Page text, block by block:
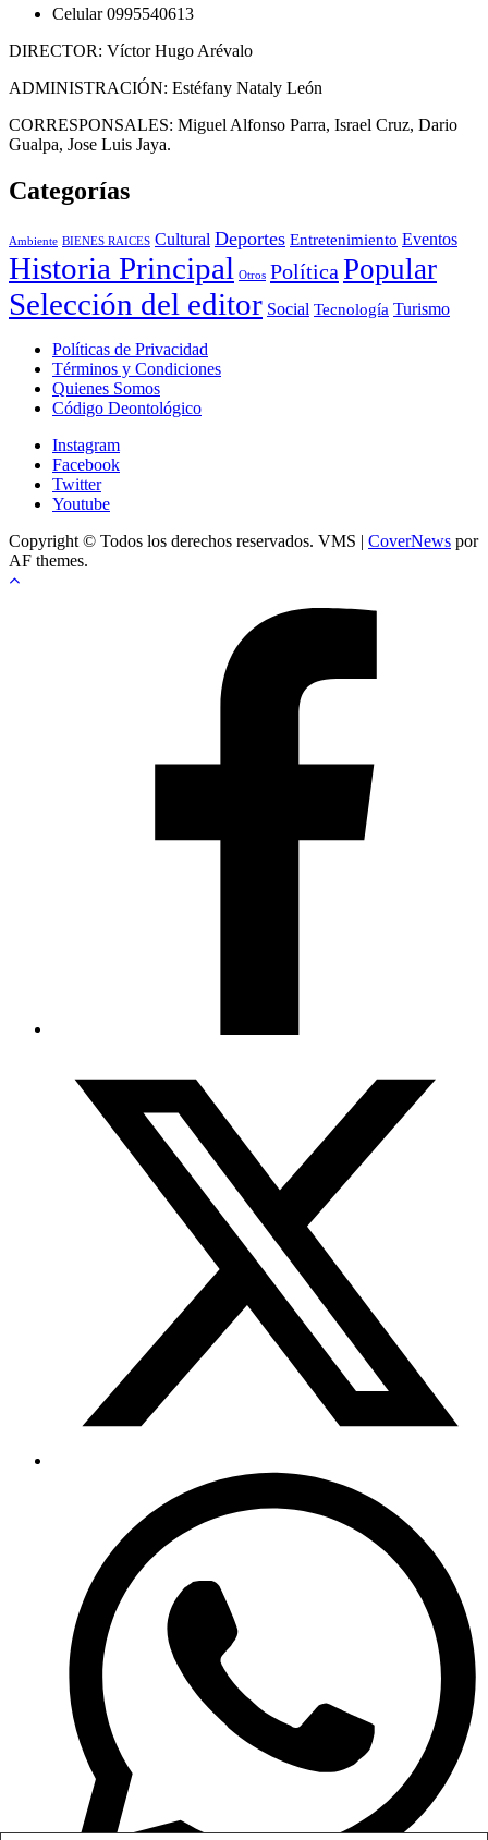
Celular 0995540613
DIRECTOR: Víctor Hugo Arévalo
ADMINISTRACIÓN: Estéfany Nataly León
CORRESPONSALES: Miguel Alfonso Parra, Israel Cruz, Dario
Gualpa, Jose Luis Jaya.
Categorías
Ambiente BIENES RAICES Cultural Deportes Entretenimiento Eventos
Historia Principal Otros Política Popular
Selección del editor Social Tecnología Turismo
Políticas de Privacidad
Términos y Condiciones
Quienes Somos
Código Deontológico
Instagram
Facebook
Twitter
Youtube
Copyright © Todos los derechos reservados. VMS | CoverNews por
AF themes.